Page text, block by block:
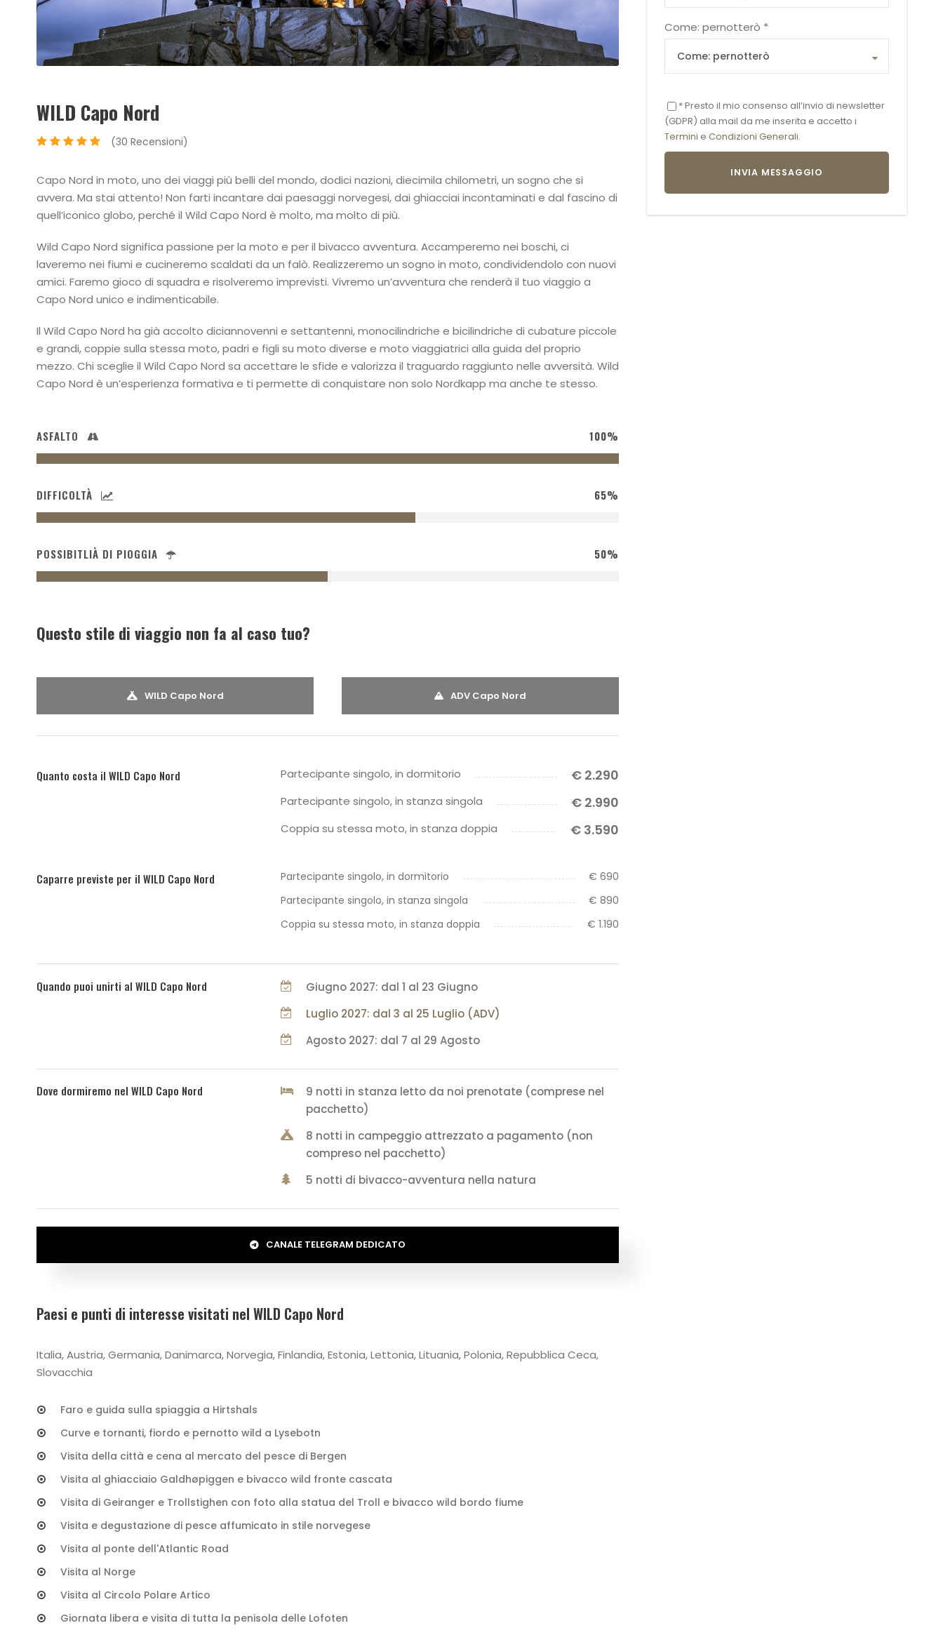
Come: pernotterò *
* Presto il mio consenso all’invio di newsletter
(GDPR) alla mail da me inserita e accetto i
Termini e Condizioni Generali.
WILD Capo Nord
(30 Recensioni)
Capo Nord in moto, uno dei viaggi più belli del mondo, dodici nazioni, diecimila chilometri, un sogno che si
avvera. Ma stai attento! Non farti incantare dai paesaggi norvegesi, dai ghiacciai incontaminati e dal fascino di
quell’iconico globo, perché il Wild Capo Nord è molto, ma molto di più.
Wild Capo Nord significa passione per la moto e per il bivacco avventura. Accamperemo nei boschi, ci
laveremo nei fiumi e cucineremo scaldati da un falò. Realizzeremo un sogno in moto, condividendolo con nuovi
amici. Faremo gioco di squadra e risolveremo imprevisti. Vivremo un’avventura che renderà il tuo viaggio a
Capo Nord unico e indimenticabile.
Il Wild Capo Nord ha già accolto diciannovenni e settantenni, monocilindriche e bicilindriche di cubature piccole
e grandi, coppie sulla stessa moto, padri e figli su moto diverse e moto viaggiatrici alla guida del proprio
mezzo. Chi sceglie il Wild Capo Nord sa accettare le sfide e valorizza il traguardo raggiunto nelle avversità. Wild
Capo Nord è un’esperienza formativa e ti permette di conquistare non solo Nordkapp ma anche te stesso.
ASFALTO 100%
DIFFICOLTÀ 65%
POSSIBITLIÀ DI PIOGGIA 50%
Questo stile di viaggio non fa al caso tuo?
WILD Capo Nord ADV Capo Nord
Quanto costa il WILD Capo Nord Partecipante singolo, in dormitorio € 2.290
Partecipante singolo, in stanza singola € 2.990
Coppia su stessa moto, in stanza doppia € 3.590
Caparre previste per il WILD Capo Nord Partecipante singolo, in dormitorio
€ 690
Partecipante singolo, in stanza singola
€ 890
Coppia su stessa moto, in stanza doppia
€ 1.190
Quando puoi unirti al WILD Capo Nord
Giugno 2027: dal 1 al 23 Giugno
Luglio 2027: dal 3 al 25 Luglio (ADV)
Agosto 2027: dal 7 al 29 Agosto
Dove dormiremo nel WILD Capo Nord
9 notti in stanza letto da noi prenotate (comprese nel
pacchetto)
8 notti in campeggio attrezzato a pagamento (non
compreso nel pacchetto)
5 notti di bivacco-avventura nella natura
CANALE TELEGRAM DEDICATO
Paesi e punti di interesse visitati nel WILD Capo Nord
Italia, Austria, Germania, Danimarca, Norvegia, Finlandia, Estonia, Lettonia, Lituania, Polonia, Repubblica Ceca,
Slovacchia
Faro e guida sulla spiaggia a Hirtshals
Curve e tornanti, fiordo e pernotto wild a Lysebotn
Visita della città e cena al mercato del pesce di Bergen
Visita al ghiacciaio Galdhøpiggen e bivacco wild fronte cascata
Visita di Geiranger e Trollstighen con foto alla statua del Troll e bivacco wild bordo fiume
Visita e degustazione di pesce affumicato in stile norvegese
Visita al ponte dell'Atlantic Road
Visita al Norge
Visita al Circolo Polare Artico
Giornata libera e visita di tutta la penisola delle Lofoten